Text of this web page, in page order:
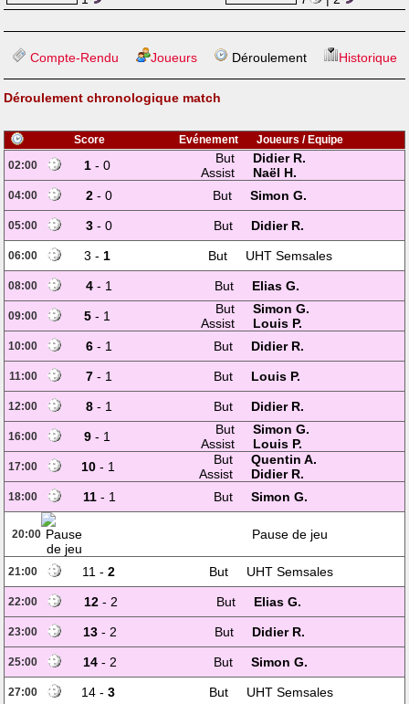
Compte-Rendu Joueurs Déroulement Historique
Déroulement chronologique match
Score Evénement
Joueurs / Equipe
02:00
1 - 0 But
Didier R.
Assist
Naël H.
04:00 2- 0 But Simon G.
05:00 3 - 0 But Didier R.
06:00 3 - 1 But UHT Semsales
08:00 4 - 1 But Elias G.
09:00 5 - 1 But
Simon G.
Assist
Louis P.
10:00 6 - 1 But Didier R.
11:00 7- 1 But Louis P.
12:00 8 - 1 But Didier R.
16:00 9 - 1 But
Simon G.
Assist
Louis P.
17:00 10- 1 But
Quentin A.
Assist
Didier R.
18:00 11 - 1 But Simon G.
20:00 Pause de jeu
21:00 11 - 2 But UHT Semsales
22:00 12- 2 But Elias G.
23:00 13 - 2 But Didier R.
25:00 14- 2 But Simon G.
27:00 14 - 3 But UHT Semsales